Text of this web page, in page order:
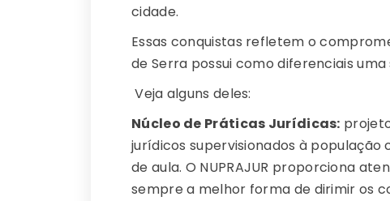
cidade.
Essas conquistas refletem o
de Serra possui como diferenciais
Veja alguns deles:
Núcleo de Práticas Jurídicas:
jurídicos supervisionados à
de aula. O NUPRAJUR proporciona
sempre a melhor forma de dirimir os